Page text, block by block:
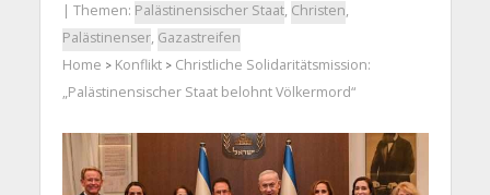
| Themen: Palästinensischer Staat, Christen,
Palästinenser, Gazastreifen
Home > Konflikt> Christliche Solidaritätsmission:
„Palästinensischer Staat belohnt Völkermord“